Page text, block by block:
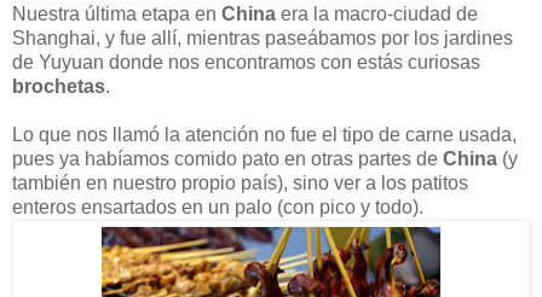
Nuestra última etapa en China era la macro-ciudad de
Shanghai, y fue allí, mientras paseábamos por los jardines
de Yuyuan donde nos encontramos con estás curiosas
brochetas.
Lo que nos llamó la atención no fue el tipo de carne usada,
pues ya habíamos comido pato en otras partes de China (y
también en nuestro propio país), sino ver a los patitos
enteros ensartados en un palo (con pico y todo).